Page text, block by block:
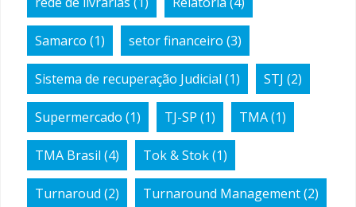
Samarco (1) setor financeiro (3)
Sistema de recuperação Judicial (1) STJ (2)
Supermercado (1) TJ-SP (1) TMA(1)
TMA Brasil (4) Tok & Stok(1)
Turnaroud (2) Turnaround Management(2)